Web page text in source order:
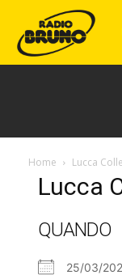
Home Lucca
Lucca
QUANDO
25/03/